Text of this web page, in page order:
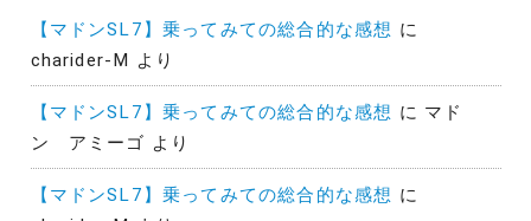
【マドンSL7】乗ってみての総合的な感想 に
charider-M より
【マドンSL7】乗ってみての総合的な感想 に マド
ン アミーゴ より
【マドンSL7】乗ってみての総合的な感想 に